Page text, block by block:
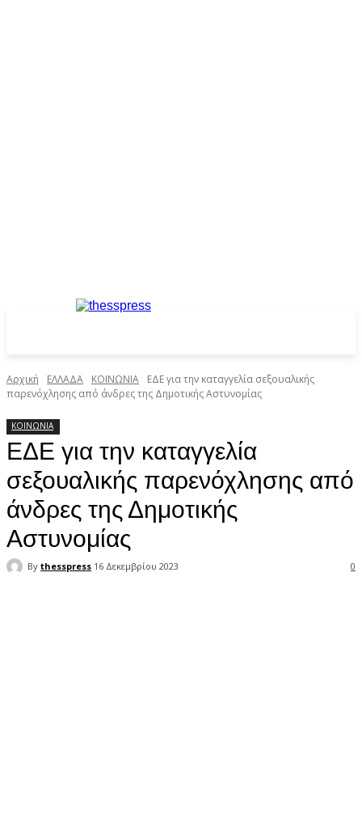
Αρχική ΕΛΛΑΔΑ ΚΟΙΝΩΝΙΑ
ΕΔΕ για την καταγγελία σεξουαλικής
παρενόχλησης από άνδρες της Δημοτικής Αστυνομίας
ΚΟΙΝΩΝΙΑ
ΕΔΕ για την καταγγελία
σεξουαλικής παρενόχλησης από
άνδρες της Δημοτικής
Αστυνομίας
By thesspress 16 Δεκεμβρίου 2023 0